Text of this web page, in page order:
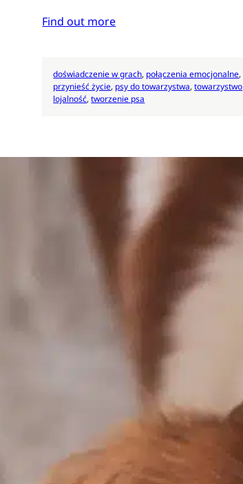
Find out more
doświadczenie w grach, połączenia emocjonalne
przynieść życie, psy do towarzystwa, towarzystwo
lojalność, tworzenie psa